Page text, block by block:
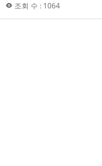
조회 수 : 1064